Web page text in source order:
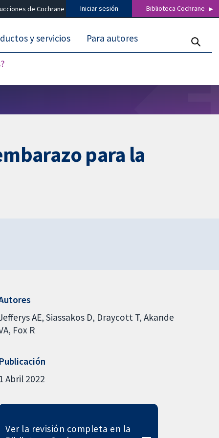
de Cochrane Iniciar sesión Biblioteca Cochrane
y servicios Para autores
para la
AE Siassakos D Draycott T Akande
Fox R
Publicación
1 Abril 2022
Ver la revisión completa en la